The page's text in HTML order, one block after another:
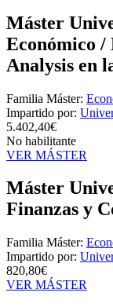
Máster
Económico /
Analysis en
Familia Máster:
Impartido por:
5.402,40€
No habilitante
VER MÁSTER
Máster
Finanzas y
Familia Máster:
Impartido por:
820,80€
VER MÁSTER